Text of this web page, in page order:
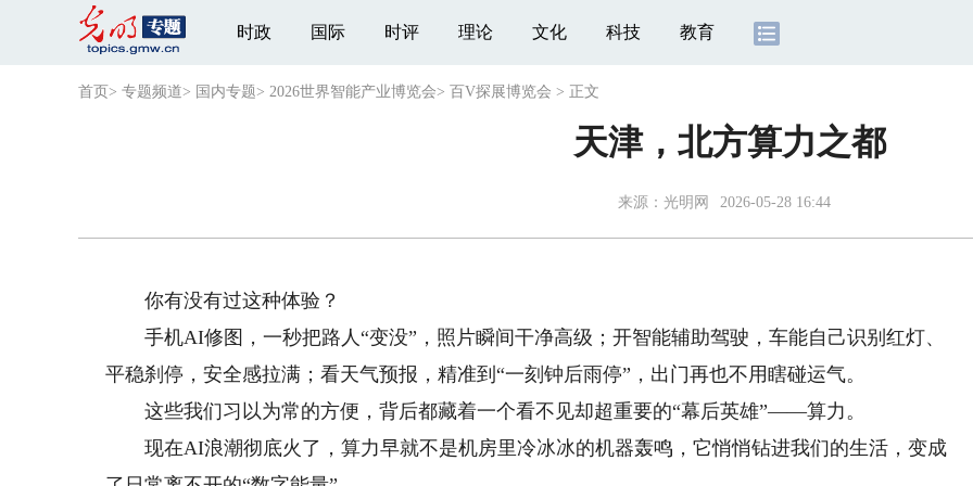
时政 国际 时评 理论 文化 科技 教育
首页 > 专题频道> 国内专题> 2026世界智能产业博览会> 百V探展博览会 > 正文
天津，北方算力之都
来源： 光明网 2026-05-28 16:44
你有没有过这种体验？
手机AI修图，一秒把路人“变没”，照片瞬间干净高级；开智能辅助驾驶，车能自己识别红灯、
平稳刹停，安全感拉满；看天气预报，精准到“一刻钟后雨停”，出门再也不用瞎碰运气。
这些我们习以为常的方便，背后都藏着一个看不见却超重要的“幕后英雄”——算力。
现在AI浪潮彻底火了，算力早就不是机房里冷冰冰的机器轰鸣，它悄悄钻进我们的生活，变成